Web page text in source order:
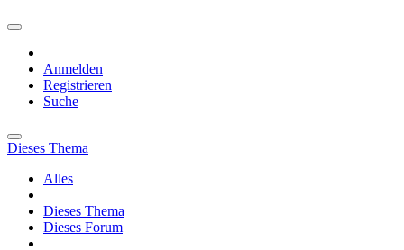
Anmelden
Registrieren
Suche
Dieses Thema
Alles
Dieses Thema
Dieses Forum